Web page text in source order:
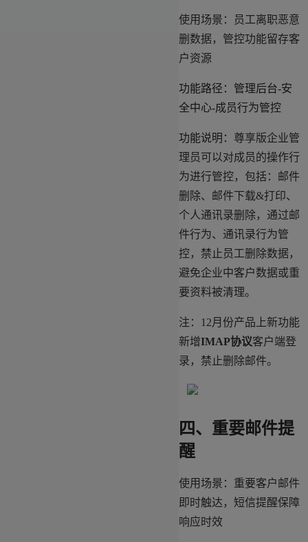
使用场景：员工离职恶意
删数据，管控功能留存客
户资源
功能路径：管理后台-安
全中心-成员行为管控
功能说明： 尊享版企业管
理员可以对成员的操作行
为进行管控，包括：邮件
删除、邮件下载&打印、
个人通讯录删除，通过邮
件行为、通讯录行为管
控，禁止员工删除数据，
避免企业中客户数据或重
要资料被清理。
注：12月份产品上新功能
新增IMAP协议客户端登
录，禁止删除邮件。
四、重要邮件提
醒
使用场景：重要客户邮件
即时触达，短信提醒保障
响应时效